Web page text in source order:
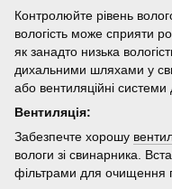
Контролюйте рівень
вологість може сприяти
як занадто низька
дихальними шляхами у
або вентиляційні системи
Вентиляція:
Забезпечте хорошу
вологи зі свинарника.
фільтрами для очищення